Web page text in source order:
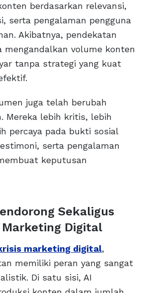
berdasarkan relevansi,
serta pengalaman pengguna
Akibatnya, pendekatan
mengandalkan volume konten
tanpa strategi yang kuat
juga telah berubah
Mereka lebih kritis, lebih
percaya pada bukti sosial
serta pengalaman
keputusan
Sekaligus
Marketing Digital
marketing digital,
memiliki peran yang sangat
Di satu sisi, AI